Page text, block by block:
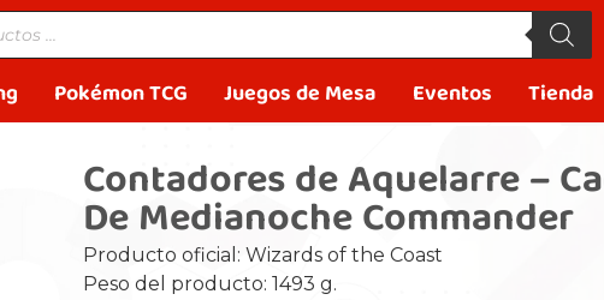
Pokémon TCG Juegos de Mesa Eventos Tienda
Contadores de Aquelarre –
De Medianoche Commander
Producto oficial: Wizards of the Coast
Peso del producto: 1493 g.